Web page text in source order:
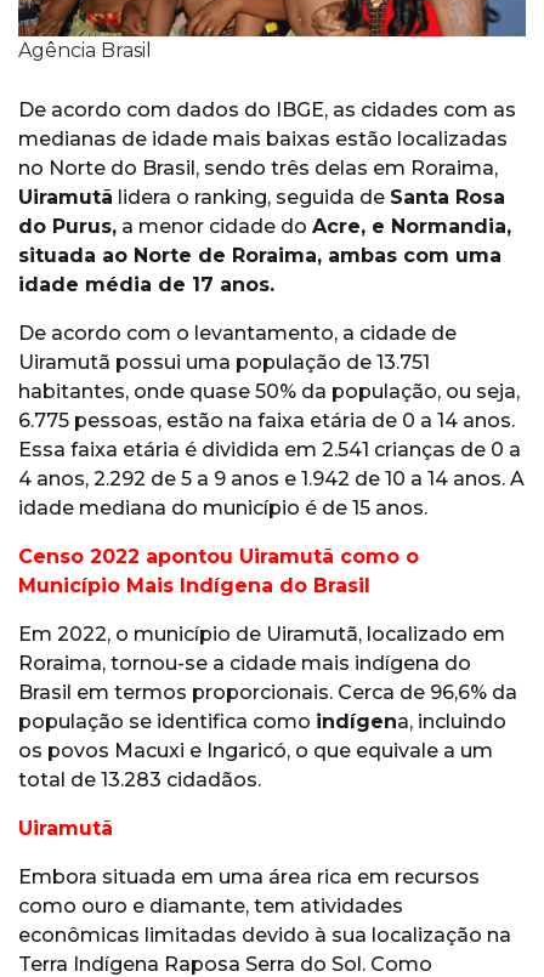
Agência Brasil
De acordo com dados do IBGE, as cidades com as
medianas de idade mais baixas estão localizadas
no Norte do Brasil, sendo três delas em Roraima,
Uiramutã lidera o ranking, seguida de Santa Rosa
do Purus, a menor cidade do Acre, e Normandia,
situada ao Norte de Roraima, ambas com uma
idade média de 17 anos.
De acordo com o levantamento, a cidade de
Uiramutã possui uma população de 13.751
habitantes, onde quase 50% da população, ou seja,
6.775 pessoas, estão na faixa etária de 0 a 14 anos.
Essa faixa etária é dividida em 2.541 crianças de 0 a
4 anos, 2.292 de 5 a 9 anos e 1.942 de 10 a 14 anos. A
idade mediana do município é de 15 anos.
Censo 2022 apontou Uiramutã como o
Município Mais Indígena do Brasil
Em 2022, o município de Uiramutã, localizado em
Roraima, tornou-se a cidade mais indígena do
Brasil em termos proporcionais. Cerca de 96,6% da
população se identifica como indígena, incluindo
os povos Macuxi e Ingaricó, o que equivale a um
total de 13.283 cidadãos.
Uiramutã
Embora situada em uma área rica em recursos
como ouro e diamante, tem atividades
econômicas limitadas devido à sua localização na
Terra Indígena Raposa Serra do Sol. Como